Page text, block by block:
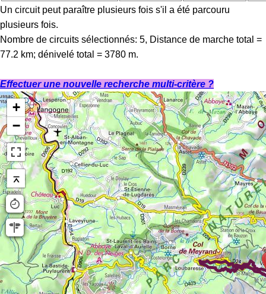
Un circuit peut paraître plusieurs fois s'il a été parcouru
plusieurs fois.
Nombre de circuits sélectionnés: 5, Distance de marche total =
77.2 km; dénivelé total = 3780 m.
Effectuer une nouvelle recherche multi-critère ?
+
−
⌅